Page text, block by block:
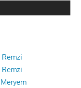
Remzi
Remzi
Meryem